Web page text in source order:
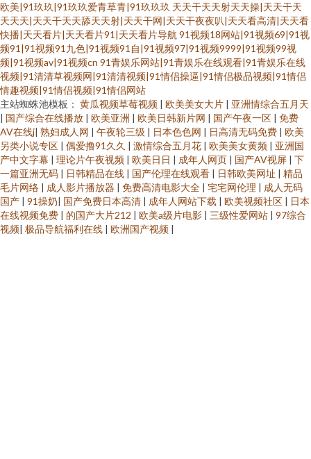
欧美|91玖玖|91玖玖爱青草青|91玖玖玖 天天干天天射天天操|天天干天
天天天|天天干天天舔天天射|天天干网|天天干夜夜叭|天天看高清|天天看
快播|天天看片|天天看片91|天天看片导航 91视频18网站|91视频69|91视
频91|91视频91九色|91视频91自|91视频97|91视频9999|91视频99视
频|91视频av|91视频cn 91青娱乐网站|91青娱乐在线观看|91青娱乐在线
视频|91清清草视频网|91清清视频|91情侣操逼|91情侣极品视频|91情侣
情趣视频|91情侣视频|91情侣网站
主站蜘蛛池模板： 黄瓜视频草莓视频 | 欧美美女大片 | 亚洲情综合五月天
| 国产综合在线播放 | 欧美亚洲 | 欧美日韩新片网 | 国产午夜一区 | 免费
AV在线j| 熟妇成人网 | 午夜轮三级 | 日本色色网 | 日高清无码免费 | 欧美
另类小说专区 | 偶爱撸91久久 | 激情综合五月花 | 欧美美女黄频 | 亚洲国
产中文字幕 | 理论片午夜视频 | 欧美日日 | 成年人网页 | 国产AV视屏 | 下
一篇亚洲无码 | 日韩精品在线 | 国产伦理在线观看 | 日韩欧美网址 | 精品
毛片网络 | 成人影片播放器 | 免费高清电影大全 | 宅宅网伦理 | 成人无码
国产 | 91操奶| 国产免费日本高清 | 成年人网站下载 | 欧美视频社区 | 日本
在线视频免费 | 的国产大片212 | 欧美a级片电影 | 三级性爱网站 | 97综合
视频| 极品导航福利在线 | 欧洲国产视频 |